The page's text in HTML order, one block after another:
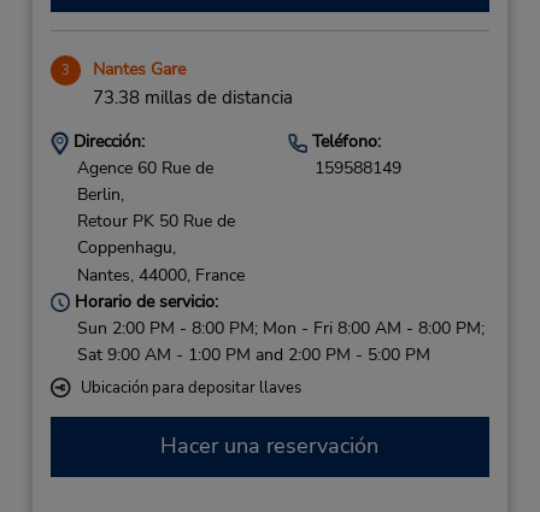
3 Nantes Gare
73.38 millas de distancia
Dirección:
Agence 60 Rue de
Berlin,
Retour PK 50 Rue de
Coppenhagu,
Nantes, 44000, France
Teléfono:
159588149
Horario de servicio:
Sun 2:00 PM - 8:00 PM; Mon - Fri 8:00 AM - 8:00 PM;
Sat 9:00 AM - 1:00 PM and 2:00 PM - 5:00 PM
Ubicación para depositar llaves
Hacer una reservación